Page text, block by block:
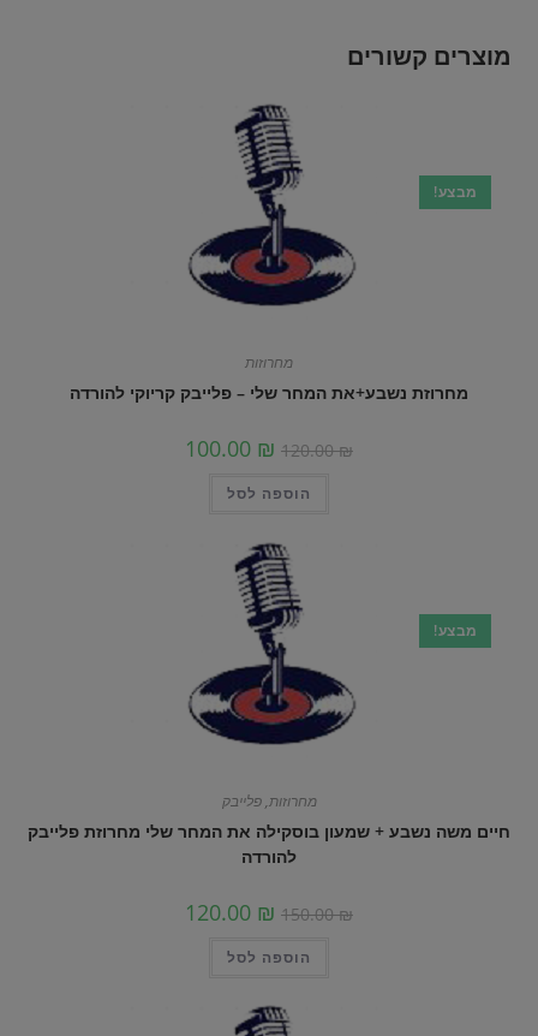
מוצרים קשורים
מבצע!
מחרוזות
מחרוזת נשבע+את המחר שלי – פלייבק קריוקי להורדה
120.00₪
100.00 ₪
הוספה לסל
מבצע!
מחרוזות,פלייבק
חיים משה נשבע + שמעון בוסקילה את המחר שלי מחרוזת פלייבק
להורדה
150.00₪
120.00 ₪
הוספה לסל